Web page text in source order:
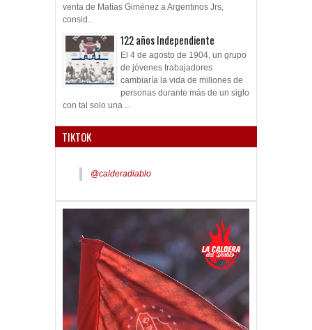
venta de Matías Giménez a Argentinos Jrs,
consid...
122 años Independiente
El 4 de agosto de 1904, un grupo
de jóvenes trabajadores
cambiaría la vida de millones de
personas durante más de un siglo
con tal solo una ...
TIKTOK
@calderadiablo